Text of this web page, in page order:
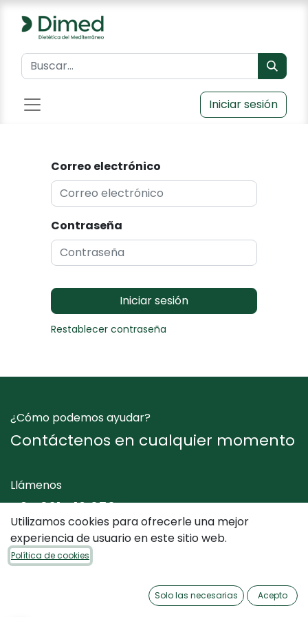
Iniciar sesión
Correo electrónico
Contraseña
Iniciar sesión
Restablecer contraseña
¿Cómo podemos ayudar?
Contáctenos en cualquier momento
Llámenos
+34 961 412 050
Envíenos un mensaje
Utilizamos cookies para ofrecerle una mejor
experiencia de usuario en este sitio web.
Política de cookies
Solo las necesarias Acepto